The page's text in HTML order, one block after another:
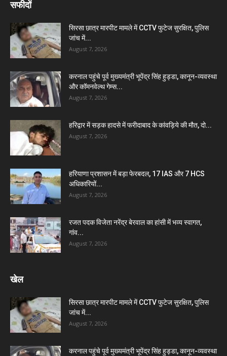
सफीदों
सिरसा छात्र मारपीट मामले में CCTV फुटेज सुरक्षित, पुलिस
जांच में...
August 7, 2026
करनाल पहुंचे पूर्व मुख्यमंत्री भूपेंद्र सिंह हुड्डा, कानून-व्यवस्था
और कॉमनवेल्थ गेम्स...
August 7, 2026
हरिद्वार में सड़क हादसे में फरीदाबाद के कांवड़िये की मौत, दो...
August 7, 2026
हरियाणा प्रशासन में बड़ा फेरबदल, 17 IAS और 7 HCS
अधिकारियों...
August 7, 2026
रजत पदक विजेता नरेंद्र बेरवाल का हांसी में भव्य स्वागत,
गांव...
August 7, 2026
खेल
सिरसा छात्र मारपीट मामले में CCTV फुटेज सुरक्षित, पुलिस
जांच में...
August 7, 2026
करनाल पहुंचे पूर्व मुख्यमंत्री भूपेंद्र सिंह हुड्डा, कानून-व्यवस्था